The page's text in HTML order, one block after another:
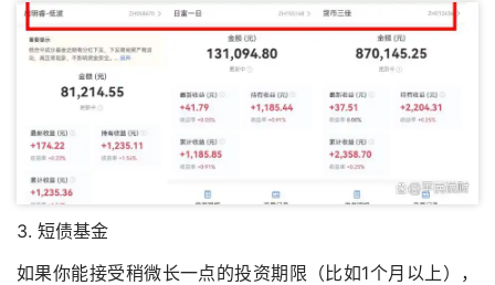
3. 短债基金
如果你能接受稍微长一点的投资期限（比如1个月以上），